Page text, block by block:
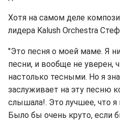
Хотя на самом деле
лидера Kalush Orchestra
"Это песня о моей маме. Я
песни, и вообще не уверен,
настолько тесными. Но я
заслуживает на эту песню
слышала!. Это лучшее, что я
Было бы очень круто, если